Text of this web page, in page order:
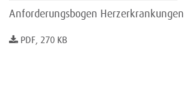
Anforderungsbogen Herzerkrankungen
PDF, 270 KB